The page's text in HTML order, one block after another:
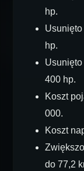
hp.
hp.
400 hp.
Koszt
000.
Koszt
do 77,2